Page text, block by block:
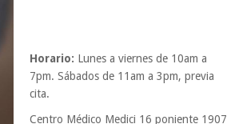
Horario: Lunes a viernes de 10am a
7pm. Sábados de 11am a 3pm, previa
cita.
Centro Médico Medici 16 poniente 1907